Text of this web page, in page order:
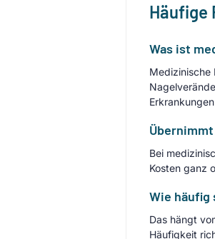
Häufige
Was ist
Medizinische
Bei
Kosten ganz
Wie häufig
Das hängt
Häufigkeit